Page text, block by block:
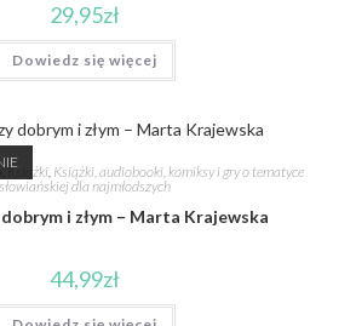
29,95zł
Dowiedz się więcej
,Książki, Książki, audiobooki, komiksy i gry o tematyce
słowiańskiej dla najmłodszych
i złym – Marta Krajewska
44,99zł